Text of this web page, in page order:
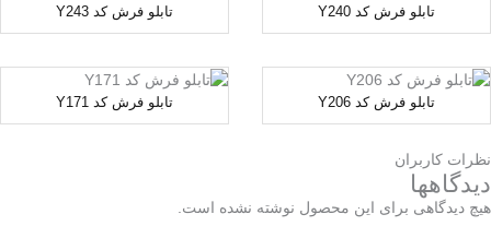
تابلو فرش کد Y240 تابلو فرش کد Y243
تابلو فرش کد Y206 تابلو فرش کد Y171
نظرات کاربران
دیدگاهها
هیچ دیدگاهی برای این محصول نوشته نشده است.